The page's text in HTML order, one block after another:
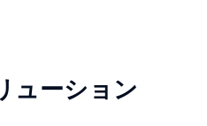
ューション